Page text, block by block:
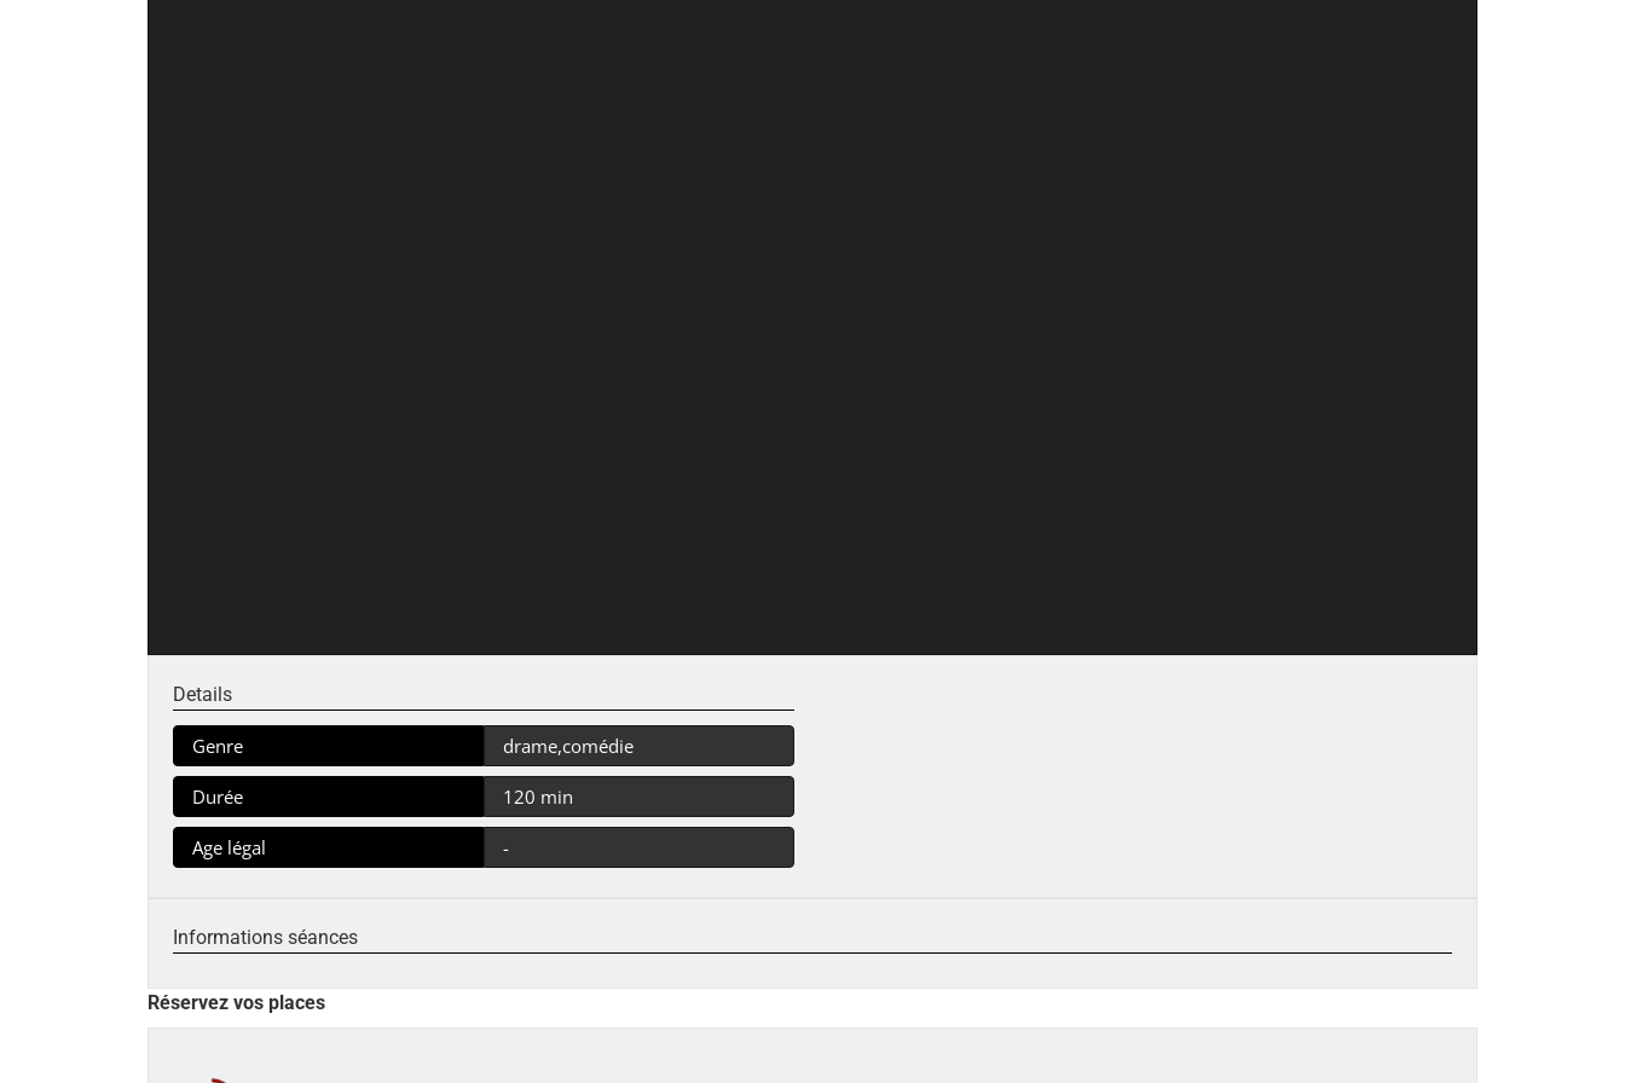
Details
Genre drame,comédie
Durée 120 min
Age légal -
Informations séances
Réservez vos places